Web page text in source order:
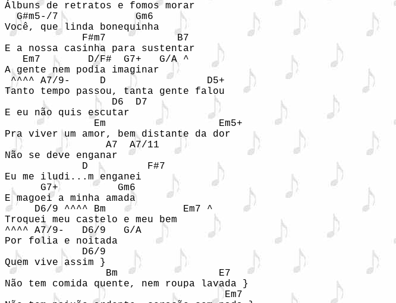
Álbuns de retratos e fomos morar
  G#m5-/7             Gm6
Você, que linda bonequinha
             F#m7            B7
E a nossa casinha para sustentar
   Em7        D/F#  G7+   G/A ^
A gente nem podia imaginar
^^^^ A7/9-     D                 D5+
Tanto tempo passou, tanta gente falou
                  D6  D7
E eu não quis escutar
               Em                   Em5+
Pra viver um amor, bem distante da dor
                 A7  A7/11
Não se deve enganar
             D          F#7
Eu me iludi...m enganei
      G7+          Gm6
E magoei a minha amada
     D6/9 ^^^^ Bm             Em7 ^
Troquei meu castelo e meu bem
^^^^ A7/9-   D6/9   G/A
Por folia e noitada
             D6/9
Quem vive assim }
                 Bm                 E7
Não tem comida quente, nem roupa lavada }
                                     Em7